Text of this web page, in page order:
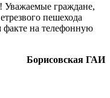
Уважаемые граждане,
пешехода
факте на телефонную
Борисовская ГАИ